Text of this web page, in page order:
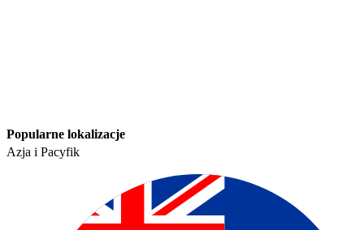
Popularne lokalizacje​​
Azja i Pacyfik​​